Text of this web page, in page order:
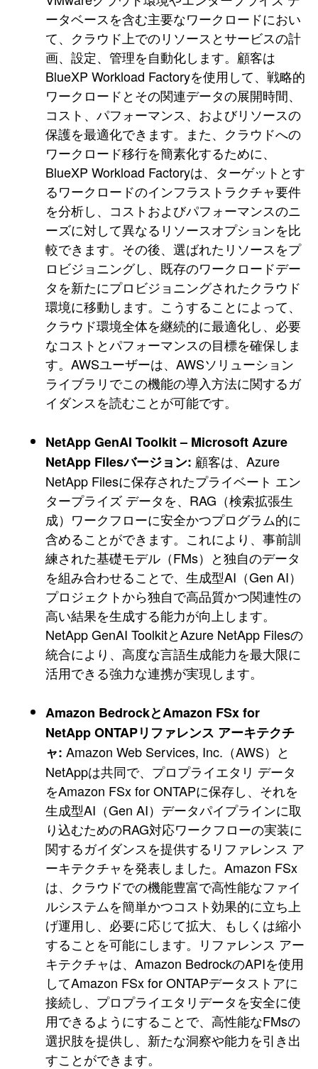
ータベースを含む主要なワークロードにおい
て、クラウド上でのリソースとサービスの計
画、設定、管理を自動化します。顧客は
BlueXP Workload Factoryを使用して、戦略的
ワークロードとその関連データの展開時間、
コスト、パフォーマンス、およびリソースの
保護を最適化できます。また、クラウドへの
ワークロード移行を簡素化するために、
BlueXP Workload Factoryは、ターゲットとす
るワークロードのインフラストラクチャ要件
を分析し、コストおよびパフォーマンスのニ
ーズに対して異なるリソースオプションを比
較できます。その後、選ばれたリソースをプ
ロビジョニングし、既存のワークロードデー
タを新たにプロビジョニングされたクラウド
環境に移動します。こうすることによって、
クラウド環境全体を継続的に最適化し、必要
なコストとパフォーマンスの目標を確保しま
す。AWSユーザーは、AWSソリューション
ライブラリでこの機能の導入方法に関するガ
イダンスを読むことが可能です。
NetApp GenAI Toolkit – Microsoft Azure
NetApp Filesバージョン: 顧客は、Azure
NetApp Filesに保存されたプライベート エン
タープライズ データを、RAG（検索拡張生
成）ワークフローに安全かつプログラム的に
含めることができます。これにより、事前訓
練された基礎モデル（FMs）と独自のデータ
を組み合わせることで、生成型AI（Gen AI）
プロジェクトから独自で高品質かつ関連性の
高い結果を生成する能力が向上します。
NetApp GenAI ToolkitとAzure NetApp Filesの
統合により、高度な言語生成能力を最大限に
活用できる強力な連携が実現します。
Amazon BedrockとAmazon FSx for
NetApp ONTAPリファレンス アーキテクチ
ャ: Amazon Web Services, Inc.（AWS）と
NetAppは共同で、プロプライエタリ データ
をAmazon FSx for ONTAPに保存し、それを
生成型AI（Gen AI）データパイプラインに取
り込むためのRAG対応ワークフローの実装に
関するガイダンスを提供するリファレンス ア
ーキテクチャを発表しました。Amazon FSx
は、クラウドでの機能豊富で高性能なファイ
ルシステムを簡単かつコスト効果的に立ち上
げ運用し、必要に応じて拡大、もしくは縮小
することを可能にします。リファレンス アー
キテクチャは、Amazon BedrockのAPIを使用
してAmazon FSx for ONTAPデータストアに
接続し、プロプライエタリデータを安全に使
用できるようにすることで、高性能なFMsの
選択肢を提供し、新たな洞察や能力を引き出
すことができます。